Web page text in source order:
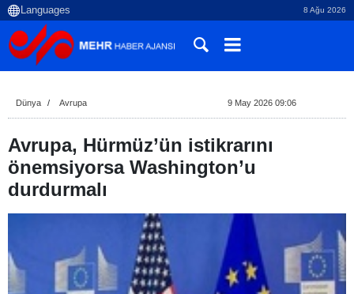
8 Ağu 2026
Dünya Avrupa 9 May 2026 09:06
Avrupa, Hürmüz’ün istikrarını
önemsiyorsa Washington’u
durdurmalı